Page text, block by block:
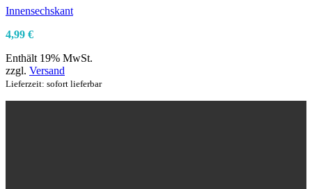
Innensechskant
4,99 €
Enthält 19% MwSt.
zzgl. Versand
Lieferzeit: sofort lieferbar